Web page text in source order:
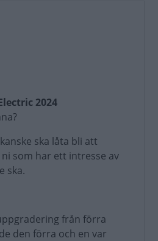
2024
ska låta bli att
som har ett intresse av
ska.
från förra
den förra och en var